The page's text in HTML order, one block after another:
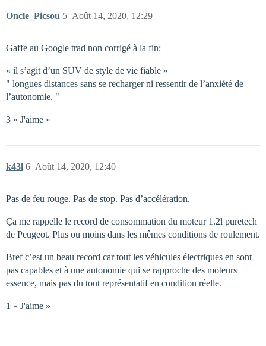
Oncle_Picsou Août 14, 2020, 12:29
5
Gaffe au Google trad non corrigé à la fin:
« il s’agit d’un SUV de style de vie fiable »
" longues distances sans se recharger ni ressentir de l’anxiété de
l’autonomie. "
3 « J'aime »
k43l Août 14, 2020, 12:40
6
Pas de feu rouge. Pas de stop. Pas d’accélération.
Ça me rappelle le record de consommation du moteur 1.2l puretech
de Peugeot. Plus ou moins dans les mêmes conditions de roulement.
Bref c’est un beau record car tout les véhicules électriques en sont
pas capables et à une autonomie qui se rapproche des moteurs
essence, mais pas du tout représentatif en condition réelle.
1 « J'aime »